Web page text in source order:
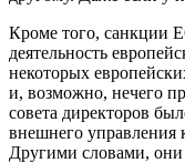
Кроме того, санкции
деятельность
некоторых
и, возможно, нечего
совета директоров
внешнего
Другими словами,